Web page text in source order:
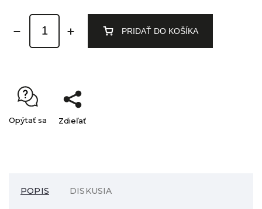
PRIDAŤ DO KOŠÍKA
Opýtať sa Zdieľať
POPIS DISKUSIA